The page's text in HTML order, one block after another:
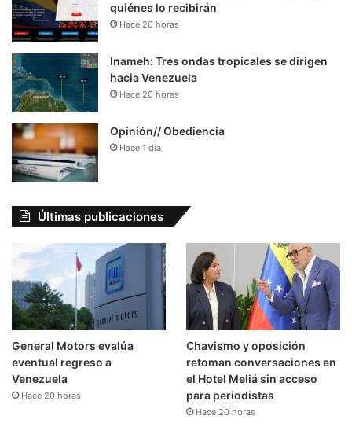
quiénes lo recibirán
Hace 20 horas
Inameh: Tres ondas tropicales se dirigen
hacia Venezuela
Hace 20 horas
Opinión// Obediencia
Hace 1 día
Últimas publicaciones
General Motors evalúa
eventual regreso a
Venezuela
Hace 20 horas
Chavismo y oposición
retoman conversaciones en
el Hotel Meliá sin acceso
para periodistas
Hace 20 horas